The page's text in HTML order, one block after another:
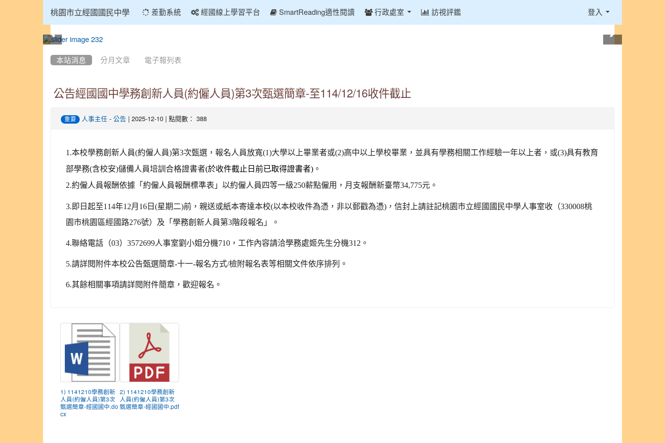
桃園市立經國國民中學 差勤系統 經國線上學習平台 SmartReading適性閱讀 行政處室 訪視評鑑 登入
本站消息 分月文章 電子報列表
公告經國國中學務創新人員(約僱人員)第3次甄選簡章-至114/12/16收件截止
重要 人事主任 - 公告 | 2025-12-10 | 點閱數： 388
1.本校學務創新人員(約僱人員)第3次甄選，報名人員放寬(1)大學以上畢業者或(2)高中以上學校畢業，並具有學務相關工作經驗一年以上者，或(3)具有教育
部學務(含校安)儲備人員培訓合格證書者(於收件截止日前已取得證書者) 。
2.約僱人員報酬依據「約僱人員報酬標準表」以約僱人員四等一級250薪點僱用，月支報酬新臺幣34,775元。
3. 即日起至114年12月16日(星期二)前，親送或紙本寄達本校(以本校收件為憑，非以郵戳為憑)，信封上請註記桃園市立經國國民中學人事室收（330008桃
園市桃園區經國路276號）及「學務創新人員第3階段報名」。
4.聯絡電話（03）3572699人事室劉小姐分機710，工作內容請洽學務處姬先生分機312。
5.請詳閱附件本校公告甄選簡章-十一-報名方式/檢附報名表等相關文件依序排列。
6.其餘相關事項請詳閱附件簡章，歡迎報名。
1) 1141210學務創新
人員(約僱人員)第3次
甄選簡章-經國國中.do
cx
2) 1141210學務創新
人員(約僱人員)第3次
甄選簡章-經國國中.pdf